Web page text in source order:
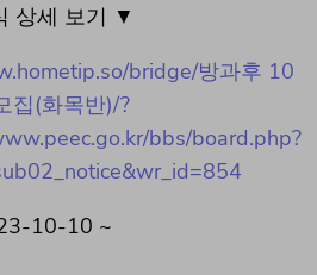
상세 보기 ▼
bridge/방과후 10
집(화목반)/?
bbs/board.php?
10-10 ~